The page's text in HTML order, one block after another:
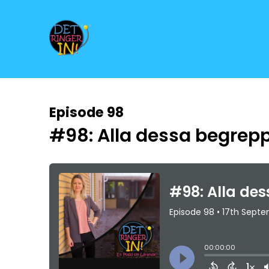
Episode 98
#98: Alla dessa